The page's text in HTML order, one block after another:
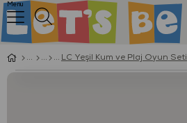
Menu
LC Yeşil Kum ve Plaj Oyun Seti